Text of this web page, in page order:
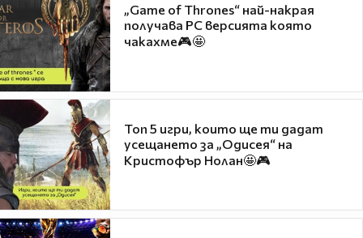
„Game of Thrones“ най-накрая
получава PC версията която
чакахме🎮🤩
Топ 5 игри, които ще ти дадат
усещането за „Одисея“ на
Кристофър Нолан🤩🎮